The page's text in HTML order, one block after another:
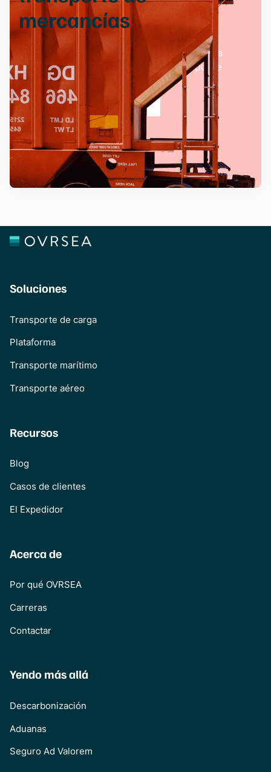
mercancías
Experimente una gestión del transporte de
mercancías sin complicaciones con nuestras
soluciones innovadoras y nuestro equipo de
asistencia especializado.
Hablar con un Experto
Soluciones
Transporte de carga
Plataforma
Transporte marítimo
Transporte aéreo
Recursos
Blog
Casos de clientes
El Expedidor
Acerca de
Por qué OVRSEA
Carreras
Contactar
Yendo más allá
Descarbonización
Aduanas
Seguro Ad Valorem